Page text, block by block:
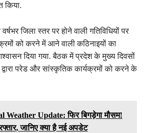
किया.
जिला स्तर पर होने वाली गतिविधियों पर
को करने में आने वाली कठिनाइयों का
दिया गया. बैठक में प्रदेश के मुख्य दिवसों
परेड और सांस्कृतिक कार्यक्रमों को करने के
Weather Update: फिर बिगड़ेगा मौसम!
जानिए क्या है नई अपडेट